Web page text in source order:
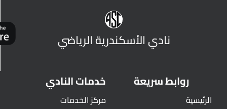
نادي الأسكندرية الرياضي
روابط سريعة
الرئيسية
خدمات النادي
مركز الخدمات